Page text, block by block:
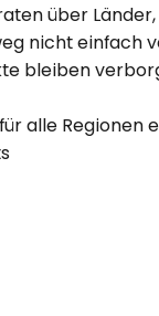
über
nicht einfach
bleiben
alle Regionen